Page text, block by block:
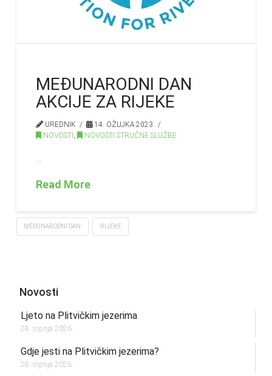
MEĐUNARODNI DAN
AKCIJE ZA RIJEKE
UREDNIK
14. OŽUJKA 2023.
NOVOSTI , NOVOSTI STRUČNE SLUŽBE
Read More
MEĐUNARODNI DAN RIJEKE
Novosti
Ljeto na Plitvičkim jezerima
28. srpnja 2026.
Gdje jesti na Plitvičkim jezerima?
28. srpnja 2026.